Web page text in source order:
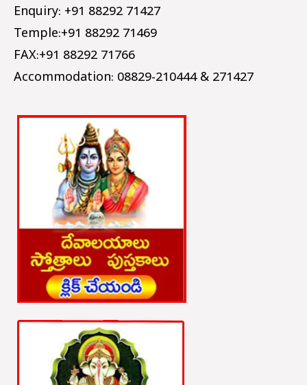
Enquiry: +91 88292 71427
Temple:+91 88292 71469
FAX:+91 88292 71766
Accommodation: 08829-210444 & 271427